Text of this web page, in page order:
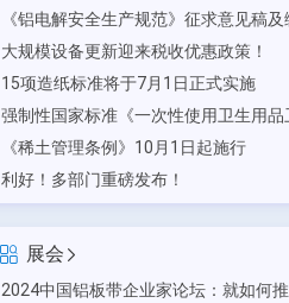
大规模设备更新迎来税收优惠政策！
15项造纸标准将于7月1日正式实施
《稀土管理条例》10月1日起施行
利好！多部门重磅发布！
展会